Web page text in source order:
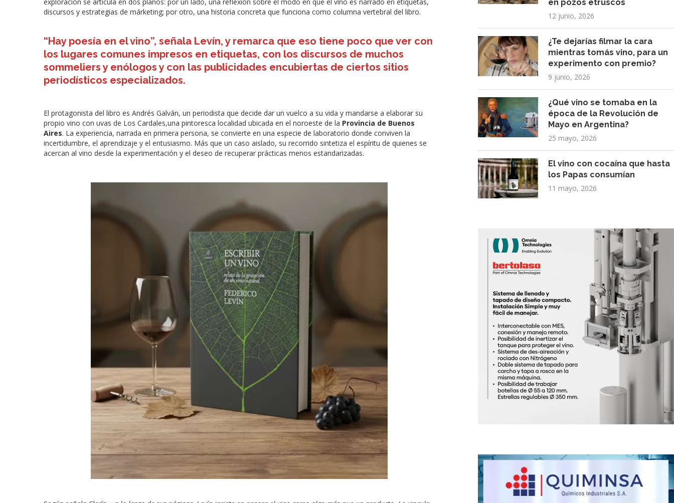
discursos y estrategias de márketing; por otro, una historia concreta que funciona como columna vertebral del libro.
“Hay poesía en el vino”, señala Levín, y remarca que eso tiene poco que ver con
los lugares comunes impresos en etiquetas, con los discursos de muchos
sommeliers y enólogos y con las publicidades encubiertas de ciertos sitios
periodísticos especializados.
El protagonista del libro es Andrés Galván, un periodista que decide dar un vuelco a su vida y mandarse a elaborar su
propio vino con uvas de Los Cardales,una pintoresca localidad ubicada en el noroeste de la Provincia de Buenos
Aires. La experiencia, narrada en primera persona, se convierte en una especie de laboratorio donde conviven la
incertidumbre, el aprendizaje y el entusiasmo. Más que un caso aislado, su recorrido sintetiza el espíritu de quienes se
acercan al vino desde la experimentación y el deseo de recuperar prácticas menos estandarizadas.
en pozos etruscos
12 junio, 2026
¿Te dejarías filmar la cara
mientras tomás vino, para un
experimento con premio?
9 junio, 2026
¿Qué vino se tomaba en la
época de la Revolución de
Mayo en Argentina?
25 mayo, 2026
El vino con cocaína que hasta
los Papas consumían
11 mayo, 2026